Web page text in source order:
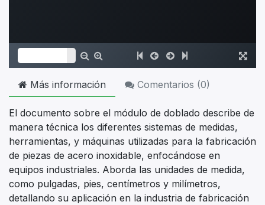
Más información Comentarios (0)
El documento sobre el módulo de doblado describe de
manera técnica los diferentes sistemas de medidas,
herramientas, y máquinas utilizadas para la fabricación
de piezas de acero inoxidable, enfocándose en
equipos industriales. Aborda las unidades de medida,
como pulgadas, pies, centímetros y milímetros,
detallando su aplicación en la industria de fabricación